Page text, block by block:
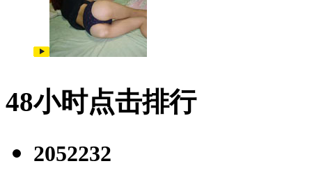
48小时点击排行
2052232